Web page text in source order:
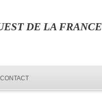
DE LA FRANCE
CONTACT